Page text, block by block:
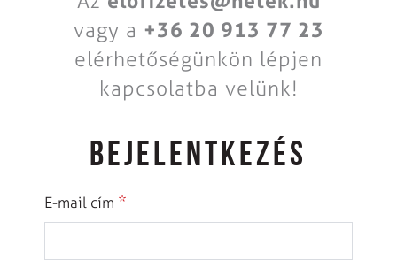
vagy a +36 20 913 77 23
elérhetőségünkön lépjen
kapcsolatba velünk!
BEJELENTKEZÉS
E-mail cím *